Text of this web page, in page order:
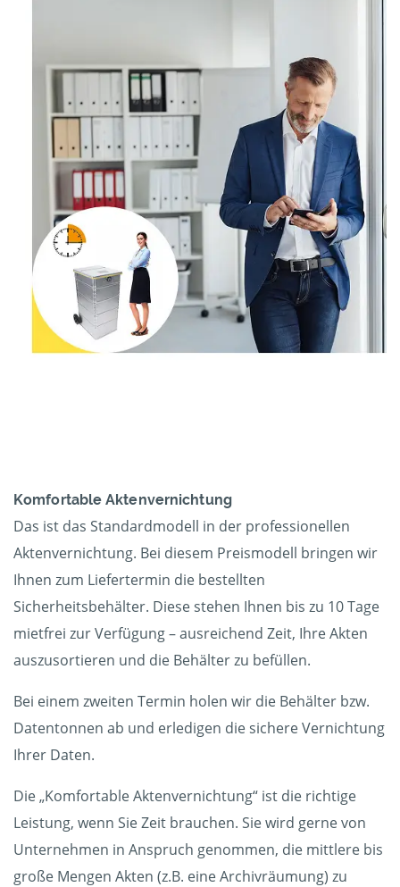
Komfortable Aktenvernichtung
Das ist das Standardmodell in der professionellen
Aktenvernichtung. Bei diesem Preismodell bringen wir
Ihnen zum Liefertermin die bestellten
Sicherheitsbehälter. Diese stehen Ihnen bis zu 10 Tage
mietfrei zur Verfügung – ausreichend Zeit, Ihre Akten
auszusortieren und die Behälter zu befüllen.
Bei einem zweiten Termin holen wir die Behälter bzw.
Datentonnen ab und erledigen die sichere Vernichtung
Ihrer Daten.
Die „Komfortable Aktenvernichtung“ ist die richtige
Leistung, wenn Sie Zeit brauchen. Sie wird gerne von
Unternehmen in Anspruch genommen, die mittlere bis
große Mengen Akten (z.B. eine Archivräumung) zu